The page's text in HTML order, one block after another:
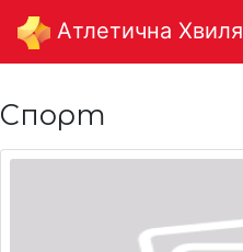
Aтлетична Хвиля
Спорт